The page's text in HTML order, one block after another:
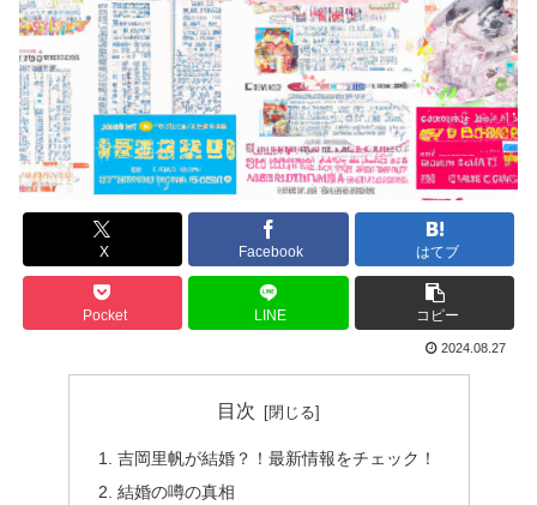
X Facebook はてブ
Pocket LINE コピー
2024.08.27
目次
吉岡里帆が結婚？！最新情報をチェック！
結婚の噂の真相